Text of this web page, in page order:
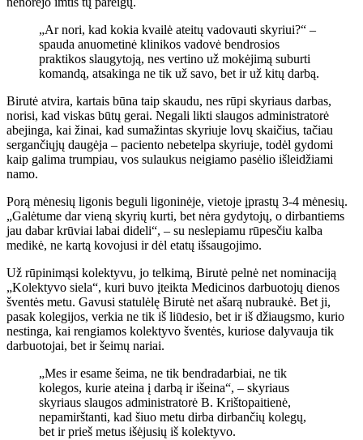
„Ar nori, kad kokia kvailė ateitų vadovauti skyriui?“ –
spauda anuometinė klinikos vadovė bendrosios
praktikos slaugytoją, nes vertino už mokėjimą suburti
komandą, atsakinga ne tik už savo, bet ir už kitų darbą.
Birutė atvira, kartais būna taip skaudu, nes rūpi skyriaus darbas,
norisi, kad viskas būtų gerai. Negali likti slaugos administratorė
abejinga, kai žinai, kad sumažintas skyriuje lovų skaičius, tačiau
sergančiųjų daugėja – paciento nebetelpa skyriuje, todėl gydomi
kaip galima trumpiau, vos sulaukus neigiamo pasėlio išleidžiami
namo.
Porą mėnesių ligonis beguli ligoninėje, vietoje įprastų 3-4 mėnesių.
„Galėtume dar vieną skyrių kurti, bet nėra gydytojų, o dirbantiems
jau dabar krūviai labai dideli“, – su neslepiamu rūpesčiu kalba
medikė, ne kartą kovojusi ir dėl etatų išsaugojimo.
Už rūpinimąsi kolektyvu, jo telkimą, Birutė pelnė net nominaciją
„Kolektyvo siela“, kuri buvo įteikta Medicinos darbuotojų dienos
šventės metu. Gavusi statulėlę Birutė net ašarą nubraukė. Bet ji,
pasak kolegijos, verkia ne tik iš liūdesio, bet ir iš džiaugsmo, kurio
nestinga, kai rengiamos kolektyvo šventės, kuriose dalyvauja tik
darbuotojai, bet ir šeimų nariai.
„Mes ir esame šeima, ne tik bendradarbiai, ne tik
kolegos, kurie ateina į darbą ir išeina“, – skyriaus
skyriaus slaugos administratorė B. Krištopaitienė,
nepamirštanti, kad šiuo metu dirba dirbančių kolegų,
bet ir prieš metus išėjusių iš kolektyvo.